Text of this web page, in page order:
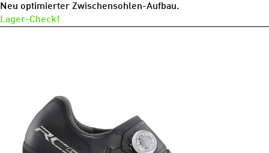
Neu optimierter Zwischensohlen-Aufbau.
Lager-Check!